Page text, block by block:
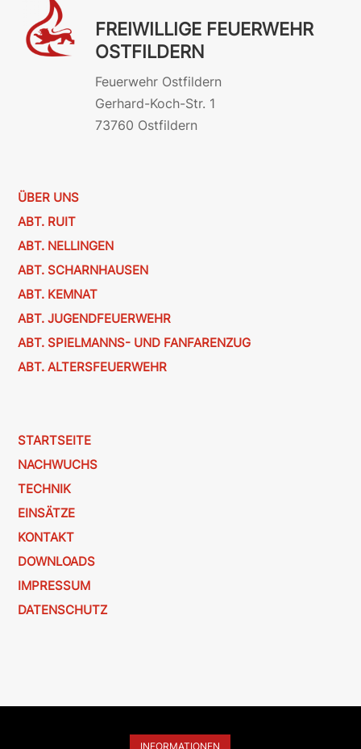
FREIWILLIGE FEUERWEHR
OSTFILDERN
Feuerwehr Ostfildern
Gerhard-Koch-Str. 1
73760 Ostfildern
ÜBER UNS
ABT. RUIT
ABT. NELLINGEN
ABT. SCHARNHAUSEN
ABT. KEMNAT
ABT. JUGENDFEUERWEHR
ABT. SPIELMANNS- UND FANFARENZUG
ABT. ALTERSFEUERWEHR
STARTSEITE
NACHWUCHS
TECHNIK
EINSÄTZE
KONTAKT
DOWNLOADS
IMPRESSUM
DATENSCHUTZ
INFORMATIONEN